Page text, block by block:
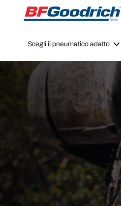
Go to page content
Go to page
Scegli il pneumatico adatto